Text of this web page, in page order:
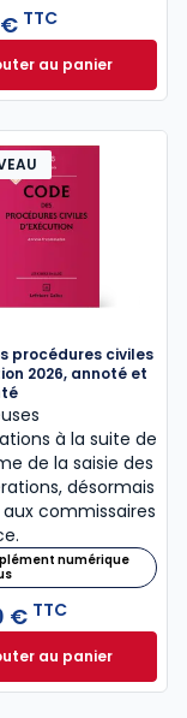
€ TTC
TTC
au panier
Code de
32,83 €HT/mois
procédures civiles
2026, annoté et
à la suite de
de la saisie des
désormais
commissaires
numérique
€ TTC
au panier
Code des